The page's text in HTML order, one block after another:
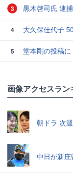
3 黒木啓司氏 逮
4 大久保佳代子
5
堂本剛の投稿に
画像アクセスラン
朝ドラ 次
中日が新